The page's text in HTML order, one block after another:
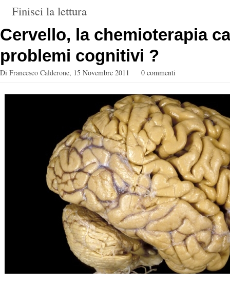
Finisci la lettura
Cervello, la chemioterapia
problemi cognitivi ?
Di Francesco Calderone, 15 Novembre 2011 0 commenti